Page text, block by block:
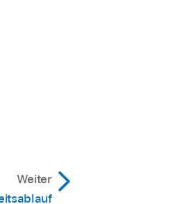
Weiter